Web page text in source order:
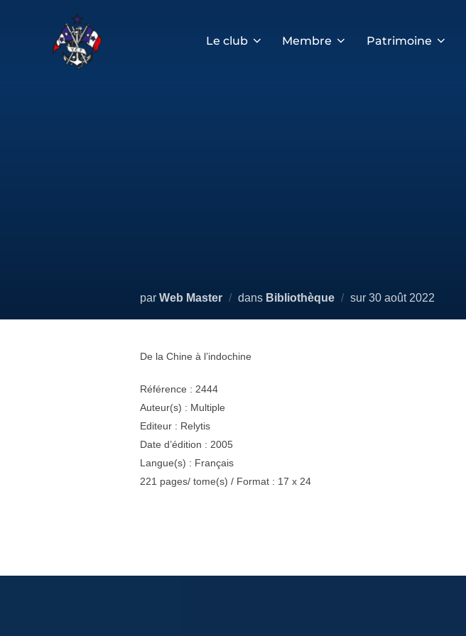
Le club Membre Patrimoine
par Web Master dans Bibliothèque sur Publié
30 août 2022
De la Chine à l’indochine
Référence : 2444
Auteur(s) : Multiple
Editeur : Relytis
Date d’édition : 2005
Langue(s) : Français
221 pages/ tome(s) / Format : 17 x 24